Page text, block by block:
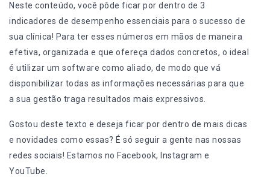
Neste conteúdo, você pôde ficar por dentro de 3
indicadores de desempenho essenciais para o sucesso de
sua clínica! Para ter esses números em mãos de maneira
efetiva, organizada e que ofereça dados concretos, o ideal
é utilizar um software como aliado, de modo que vá
disponibilizar todas as informações necessárias para que
a sua gestão traga resultados mais expressivos.
Gostou deste texto e deseja ficar por dentro de mais dicas
e novidades como essas? É só seguir a gente nas nossas
redes sociais! Estamos no Facebook, Instagram e
YouTube.